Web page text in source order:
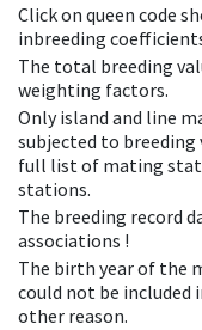
Click on queen code
inbreeding
The total breeding
weighting factors.
Only island and line
subjected to breeding
full list of mating
stations.
The breeding record
associations !
The birth year of the
could not be included
other reason.